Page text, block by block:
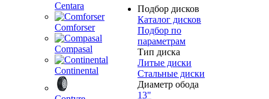
Centara
Comforser
Compasal
Continental
Подбор дисков
Каталог дисков
Подбор по
параметрам
Тип диска
Литые диски
Стальные диски
Диаметр обода
13"